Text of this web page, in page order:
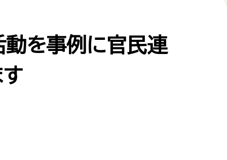
動を事例に官民連